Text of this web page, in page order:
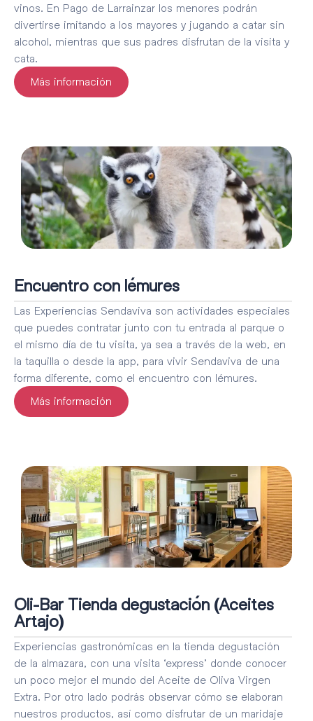
vinos. En Pago de Larrainzar los menores podrán
divertirse imitando a los mayores y jugando a catar sin
alcohol, mientras que sus padres disfrutan de la visita y
cata.
Más información
Encuentro con lémures
Las Experiencias Sendaviva son actividades especiales
que puedes contratar junto con tu entrada al parque o
el mismo día de tu visita, ya sea a través de la web, en
la taquilla o desde la app, para vivir Sendaviva de una
forma diferente, como el encuentro con lémures.
Más información
Oli-Bar Tienda degustación (Aceites
Artajo)
Experiencias gastronómicas en la tienda degustación
de la almazara, con una visita ‘express’ donde conocer
un poco mejor el mundo del Aceite de Oliva Virgen
Extra. Por otro lado podrás observar cómo se elaboran
nuestros productos, así como disfrutar de un maridaje